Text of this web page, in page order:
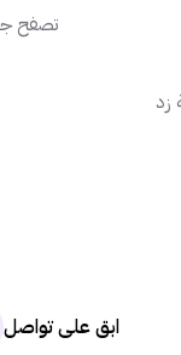
زد
تصفح
ابق على تواصل